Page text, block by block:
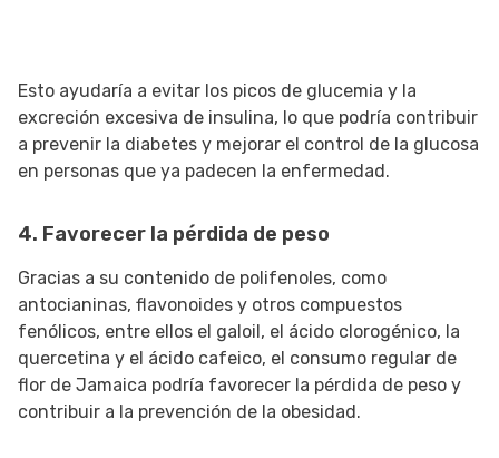
Esto ayudaría a evitar los picos de glucemia y la
excreción excesiva de insulina, lo que podría contribuir
a prevenir la diabetes y mejorar el control de la glucosa
en personas que ya padecen la enfermedad.
4. Favorecer la pérdida de peso
Gracias a su contenido de polifenoles, como
antocianinas, flavonoides y otros compuestos
fenólicos, entre ellos el galoil, el ácido clorogénico, la
quercetina y el ácido cafeico, el consumo regular de
flor de Jamaica podría favorecer la pérdida de peso y
contribuir a la prevención de la obesidad.